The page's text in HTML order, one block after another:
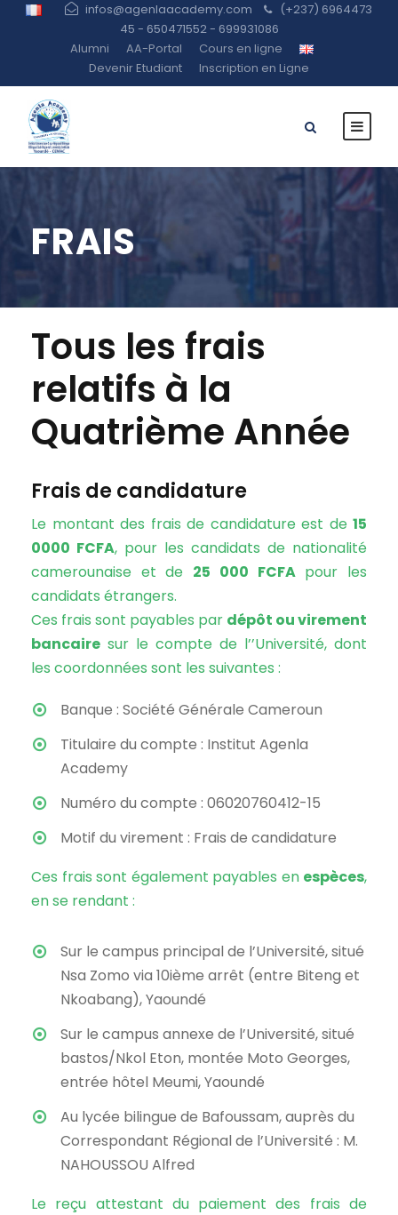
infos@agenlaacademy.com
(+237) 6964473
45 - 650471552 - 699931086
Alumni
AA-Portal
Cours en ligne
Devenir Etudiant
Inscription en Ligne
FRAIS
Tous les frais
relatifs à la
Quatrième Année
Frais de candidature
Le montant des frais de candidature est de 15
0000 FCFA, pour les candidats de nationalité
camerounaise et de 25 000 FCFApour les
candidats étrangers.
Ces frais sont payables par dépôt ou virement
bancaire sur le compte de l’’Université, dont
les coordonnées sont les suivantes :
Banque : Société Générale Cameroun
Titulaire du compte : Institut Agenla
Academy
Numéro du compte : 06020760412-15
Motif du virement : Frais de candidature
Ces frais sont également payables en espèces,
en se rendant :
Sur le campus principal de l’Université, situé
Nsa Zomo via 10ième arrêt (entre Biteng et
Nkoabang), Yaoundé
Sur le campus annexe de l’Université, situé
bastos/Nkol Eton, montée Moto Georges,
entrée hôtel Meumi, Yaoundé
Au lycée bilingue de Bafoussam, auprès du
Correspondant Régional de l’Université : M.
NAHOUSSOU Alfred
Le reçu attestant du paiement des frais de